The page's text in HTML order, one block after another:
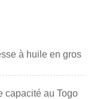
à huile en gros
capacité au Togo